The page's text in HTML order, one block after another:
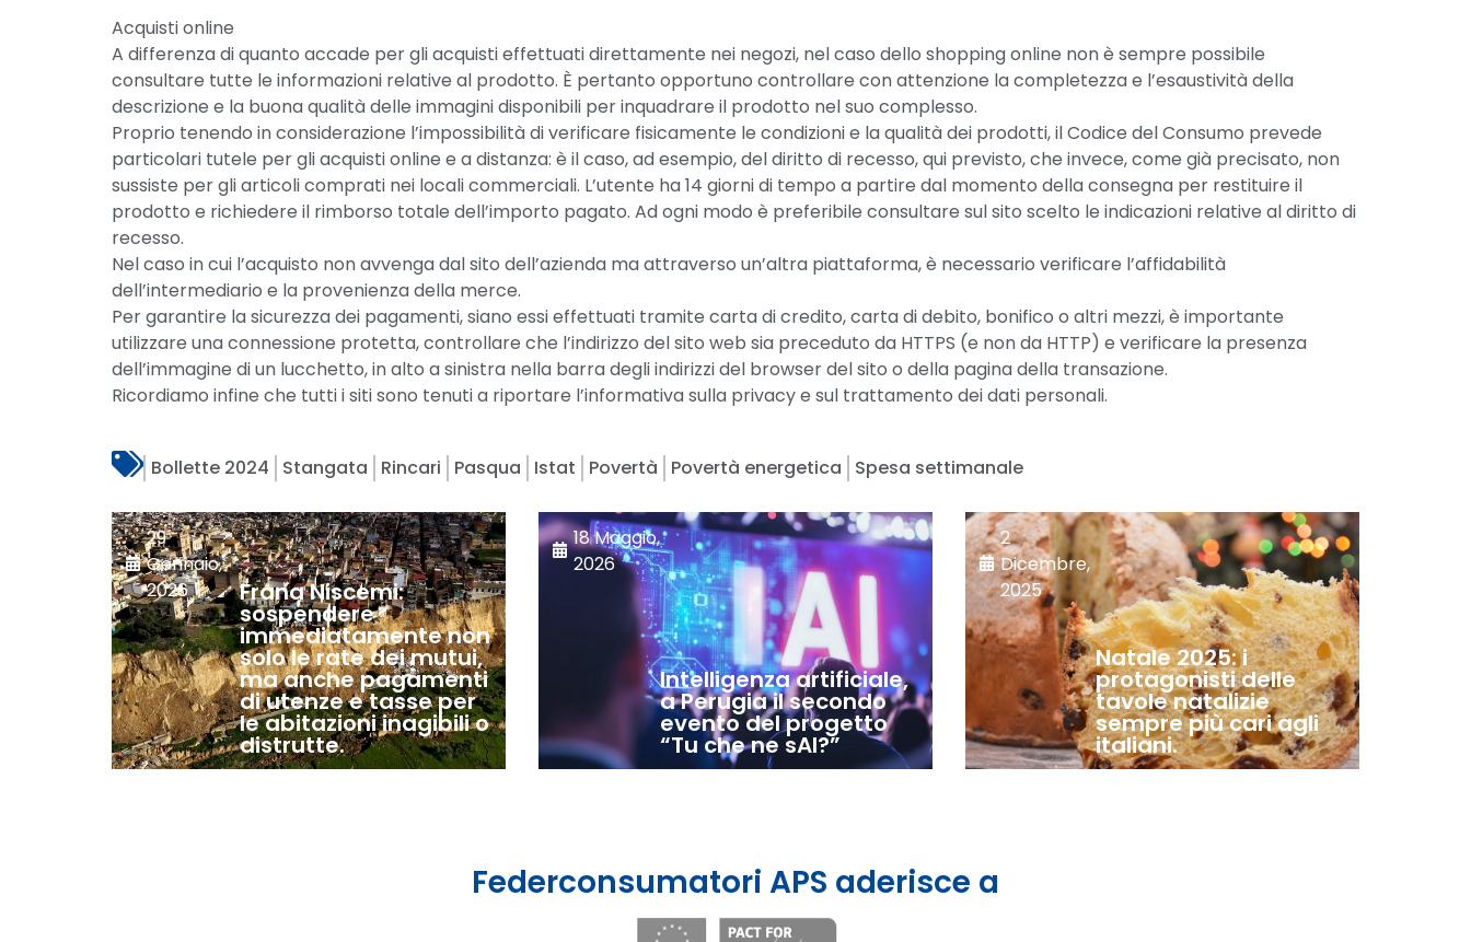
Acquisti online
A differenza di quanto accade per gli acquisti effettuati direttamente nei negozi, nel caso dello shopping online non è sempre possibile
consultare tutte le informazioni relative al prodotto. È pertanto opportuno controllare con attenzione la completezza e l’esaustività della
descrizione e la buona qualità delle immagini disponibili per inquadrare il prodotto nel suo complesso.
Proprio tenendo in considerazione l’impossibilità di verificare fisicamente le condizioni e la qualità dei prodotti, il Codice del Consumo prevede
particolari tutele per gli acquisti online e a distanza: è il caso, ad esempio, del diritto di recesso, qui previsto, che invece, come già precisato, non
sussiste per gli articoli comprati nei locali commerciali. L’utente ha 14 giorni di tempo a partire dal momento della consegna per restituire il
prodotto e richiedere il rimborso totale dell’importo pagato. Ad ogni modo è preferibile consultare sul sito scelto le indicazioni relative al diritto di
recesso.
Nel caso in cui l’acquisto non avvenga dal sito dell’azienda ma attraverso un’altra piattaforma, è necessario verificare l’affidabilità
dell’intermediario e la provenienza della merce.
Per garantire la sicurezza dei pagamenti, siano essi effettuati tramite carta di credito, carta di debito, bonifico o altri mezzi, è importante
utilizzare una connessione protetta, controllare che l’indirizzo del sito web sia preceduto da HTTPS (e non da HTTP) e verificare la presenza
dell’immagine di un lucchetto, in alto a sinistra nella barra degli indirizzi del browser del sito o della pagina della transazione.
Ricordiamo infine che tutti i siti sono tenuti a riportare l’informativa sulla privacy e sul trattamento dei dati personali.
Bollette 2024 Stangata Rincari Pasqua Istat Povertà Povertà energetica Spesa settimanale
29
Gennaio,
2026
Frana Niscemi:
sospendere
immediatamente non
solo le rate dei mutui,
ma anche pagamenti
di utenze e tasse per
le abitazioni inagibili o
distrutte.
18 Maggio,
2026
Intelligenza artificiale,
a Perugia il secondo
evento del progetto
“Tu che ne sAI?”
2
Dicembre,
2025
Natale 2025: i
protagonisti delle
tavole natalizie
sempre più cari agli
italiani.
Federconsumatori APS aderisce a